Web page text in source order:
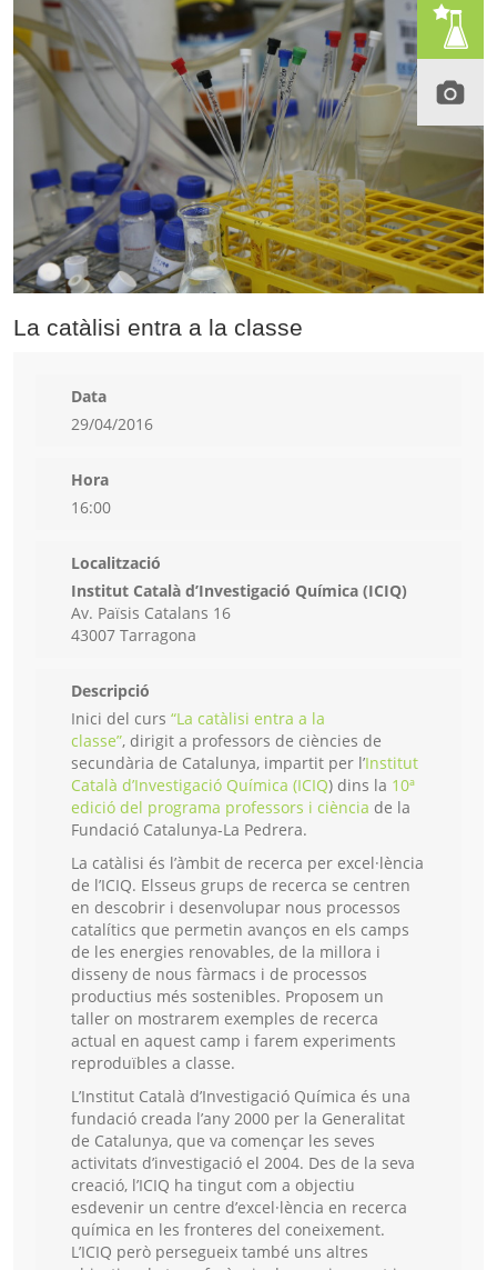
La catàlisi entra a la classe
Data
29/04/2016
Hora
16:00
Localització
Institut Català d’Investigació Química (ICIQ)
Av. Païsis Catalans 16
43007 Tarragona
Descripció
Inici del curs “La catàlisi entra a la
classe”, dirigit a professors de ciències de
secundària de Catalunya, impartit per l’Institut
Català d’Investigació Química (ICIQ) dins la 10ª
edició del programa professors i ciència de la
Fundació Catalunya-La Pedrera.
La catàlisi és l’àmbit de recerca per excel·lència
de l’ICIQ. Elsseus grups de recerca se centren
en descobrir i desenvolupar nous processos
catalítics que permetin avanços en els camps
de les energies renovables, de la millora i
disseny de nous fàrmacs i de processos
productius més sostenibles. Proposem un
taller on mostrarem exemples de recerca
actual en aquest camp i farem experiments
reproduïbles a classe.
L’Institut Català d’Investigació Química és una
fundació creada l’any 2000 per la Generalitat
de Catalunya, que va començar les seves
activitats d’investigació el 2004. Des de la seva
creació, l’ICIQ ha tingut com a objectiu
esdevenir un centre d’excel·lència en recerca
química en les fronteres del coneixement.
L’ICIQ però persegueix també uns altres